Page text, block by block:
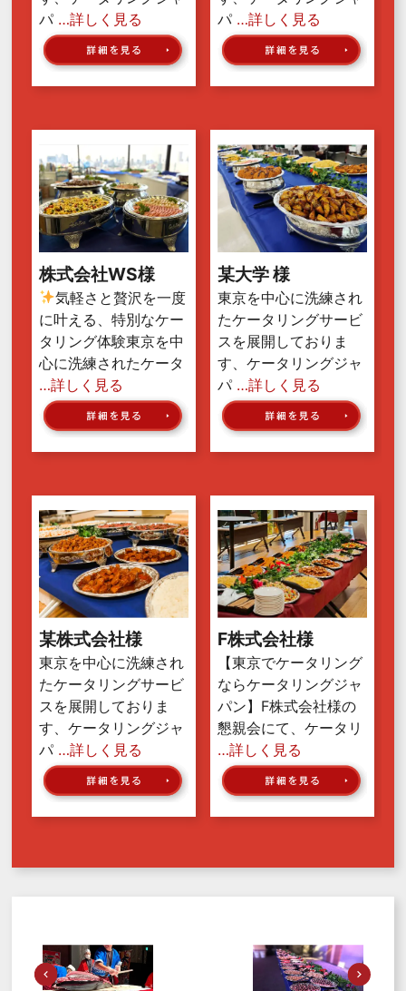
パ …詳しく見る
パ …詳しく見る
株式会社WS様
気軽さと贅沢を一度
に叶える、特別なケー
タリング体験東京を中
心に洗練されたケータ
…詳しく見る
某大学 様
東京を中心に洗練され
たケータリングサービ
スを展開しておりま
す、ケータリングジャ
パ …詳しく見る
某株式会社様
東京を中心に洗練され
たケータリングサービ
スを展開しておりま
す、ケータリングジャ
パ …詳しく見る
F株式会社様
【東京でケータリング
ならケータリングジャ
パン】F株式会社様の
懇親会にて、ケータリ
…詳しく見る